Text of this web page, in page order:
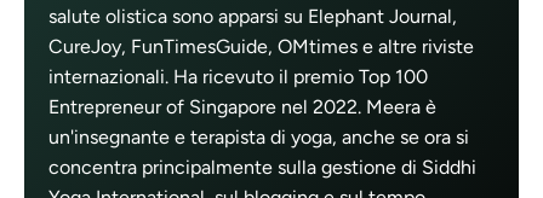
salute olistica sono apparsi su Elephant Journal,
CureJoy, FunTimesGuide, OMtimes e altre riviste
internazionali. Ha ricevuto il premio Top 100
Entrepreneur of Singapore nel 2022. Meera è
un'insegnante e terapista di yoga, anche se ora si
concentra principalmente sulla gestione di Siddhi